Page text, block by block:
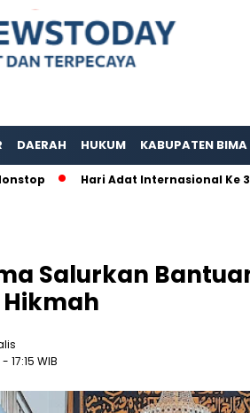
DAERAH HUKUM KABUPATEN BIMA
Hari Adat Internasional Ke 39
Salurkan
- 17:15 WIB